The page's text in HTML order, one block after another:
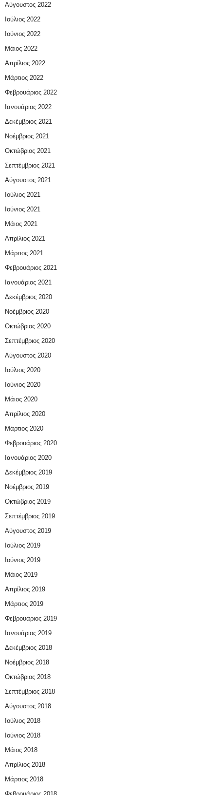
Αύγουστος 2022
Ιούλιος 2022
Ιούνιος 2022
Μάιος 2022
Απρίλιος 2022
Μάρτιος 2022
Φεβρουάριος 2022
Ιανουάριος 2022
Δεκέμβριος 2021
Νοέμβριος 2021
Οκτώβριος 2021
Σεπτέμβριος 2021
Αύγουστος 2021
Ιούλιος 2021
Ιούνιος 2021
Μάιος 2021
Απρίλιος 2021
Μάρτιος 2021
Φεβρουάριος 2021
Ιανουάριος 2021
Δεκέμβριος 2020
Νοέμβριος 2020
Οκτώβριος 2020
Σεπτέμβριος 2020
Αύγουστος 2020
Ιούλιος 2020
Ιούνιος 2020
Μάιος 2020
Απρίλιος 2020
Μάρτιος 2020
Φεβρουάριος 2020
Ιανουάριος 2020
Δεκέμβριος 2019
Νοέμβριος 2019
Οκτώβριος 2019
Σεπτέμβριος 2019
Αύγουστος 2019
Ιούλιος 2019
Ιούνιος 2019
Μάιος 2019
Απρίλιος 2019
Μάρτιος 2019
Φεβρουάριος 2019
Ιανουάριος 2019
Δεκέμβριος 2018
Νοέμβριος 2018
Οκτώβριος 2018
Σεπτέμβριος 2018
Αύγουστος 2018
Ιούλιος 2018
Ιούνιος 2018
Μάιος 2018
Απρίλιος 2018
Μάρτιος 2018